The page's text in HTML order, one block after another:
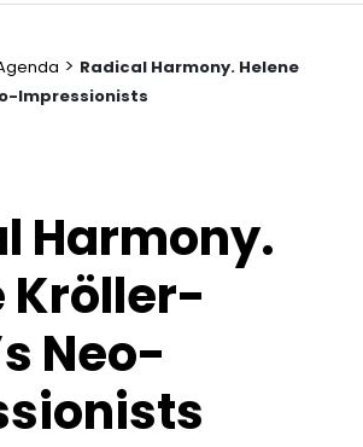
> Radical Harmony. Helene
Impressionists
Harmony.
Kröller-
Neo-